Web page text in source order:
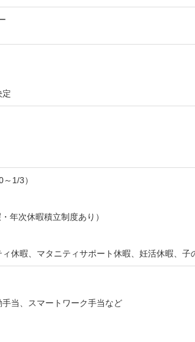
定
1/3）
年次休暇積立制度あり）
休暇、マタニティサポート休暇、妊活休暇、
当、スマートワーク手当など